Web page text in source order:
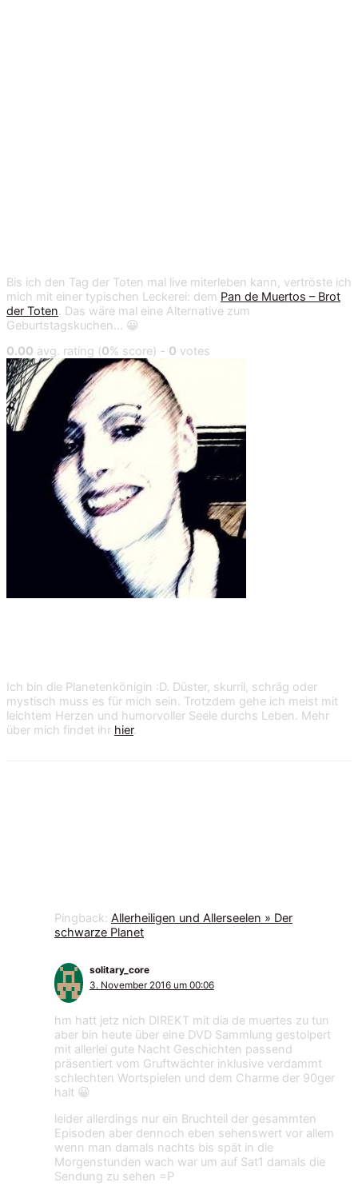
Bis ich den Tag der Toten mal live miterleben kann, vertröste ich
mich mit einer typischen Leckerei: dem Pan de Muertos – Brot
der Toten. Das wäre mal eine Alternative zum
Geburtstagskuchen… 😀
0.00 avg. rating (0% score) - 0 votes
Ich bin die Planetenkönigin :D. Düster, skurril, schräg oder
mystisch muss es für mich sein. Trotzdem gehe ich meist mit
leichtem Herzen und humorvoller Seele durchs Leben. Mehr
über mich findet ihr hier.
Pingback: Allerheiligen und Allerseelen » Der
schwarze Planet
solitary_core
3. November 2016 um 00:06
hm hatt jetz nich DIREKT mit dia de muertes zu tun
aber bin heute über eine DVD Sammlung gestolpert
mit allerlei gute Nacht Geschichten passend
präsentiert vom Gruftwächter inklusive verdammt
schlechten Wortspielen und dem Charme der 90ger
halt 😀
leider allerdings nur ein Bruchteil der gesammten
Episoden aber dennoch eben sehenswert vor allem
wenn man damals nachts bis spät in die
Morgenstunden wach war um auf Sat1 damals die
Sendung zu sehen =P